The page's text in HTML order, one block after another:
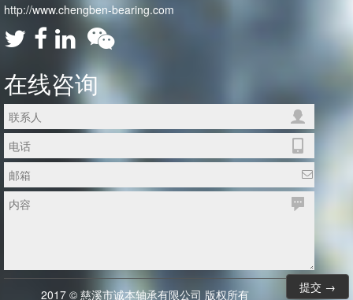
http://www.chengben-bearing.com
在线咨询
2017 © 慈溪市诚本轴承有限公司 版权所有